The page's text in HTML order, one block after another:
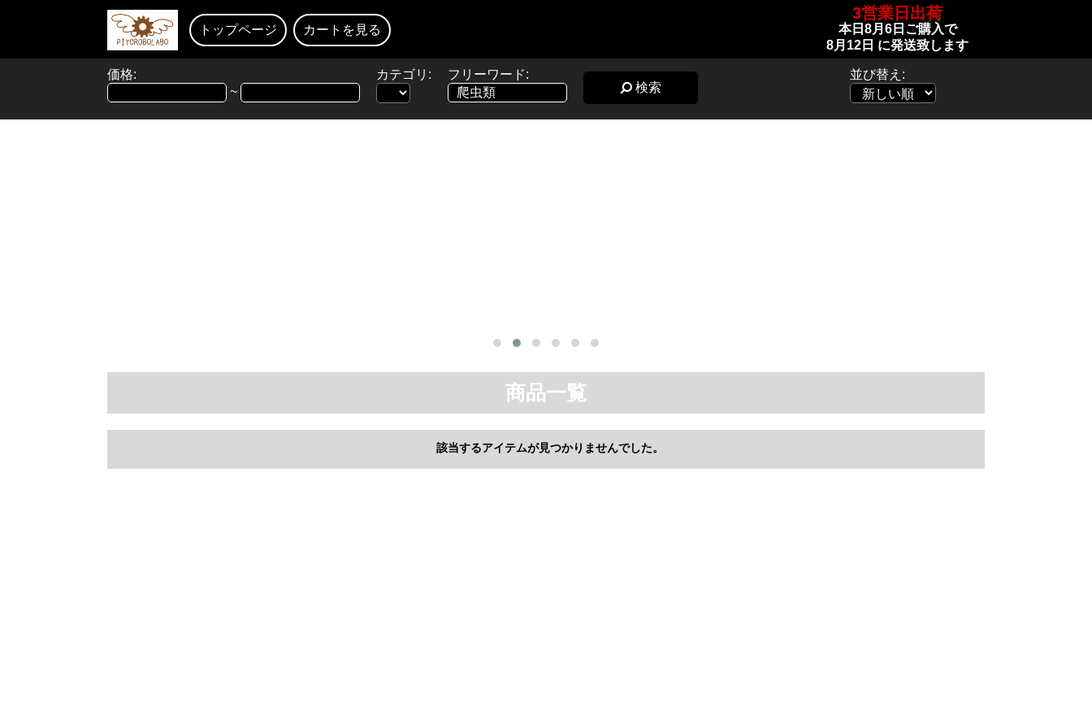
トップページ カートを見る
3営業日出荷
本日 8月6日 ご購入で
8月12日 に発送致します
価格:
~
カテゴリ:
フリーワード:
検索
並び替え:
商品一覧
該当するアイテムが見つかりませんでした。